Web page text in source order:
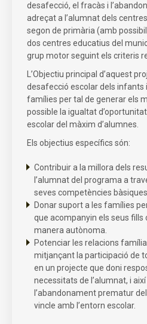
desafecció, el fracàs i
adreçat a l’alumnat dels
segon de primària (amb
dos centres educatius del
grup motor seguint els criteris
L’Objectiu principal d’aquest
desafecció escolar dels infants
famílies per tal de generar els
possible la igualtat
escolar del màxim d’alumnes.
Els objectius específics són:
Contribuir a la millora dels
l’alumnat del programa a
seves competències bàsiques.
Donar suport a les famílies
que acompanyin els seus fills
manera autònoma.
Potenciar les relacions
mitjançant la participació de
en un projecte que doni
necessitats de l’alumnat, i
l’abandonament prematur
vincle amb l’entorn escolar.